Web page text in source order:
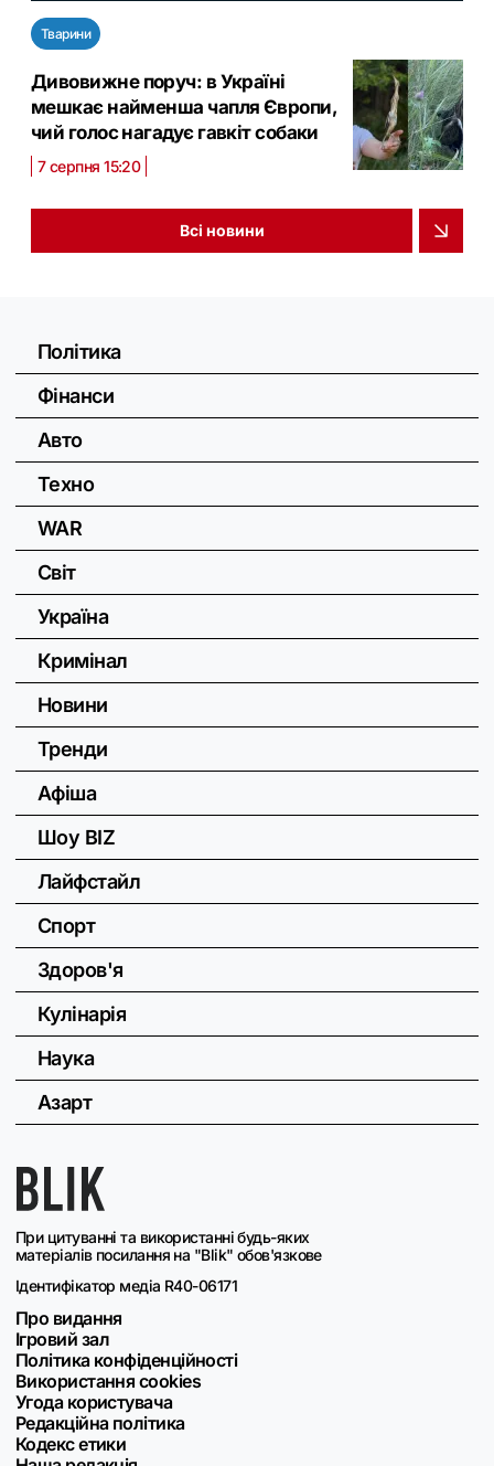
Тварини
Дивовижне поруч: в Україні
мешкає найменша чапля Європи,
чий голос нагадує гавкіт собаки
7 серпня 15:20
Всі новини
При цитуванні та використанні будь-яких
матеріалів посилання на "Blik" обов'язкове
Ідентифікатор медіа R40-06171
Про видання
Ігровий зал
Політика конфіденційності
Використання cookies
Угода користувача
Редакційна політика
Кодекс етики
Політика
Фінанси
Авто
Техно
WAR
Світ
Україна
Кримінал
Новини
Тренди
Афіша
Шоу BIZ
Лайфстайл
Спорт
Здоров'я
Кулінарія
Наука
Азарт